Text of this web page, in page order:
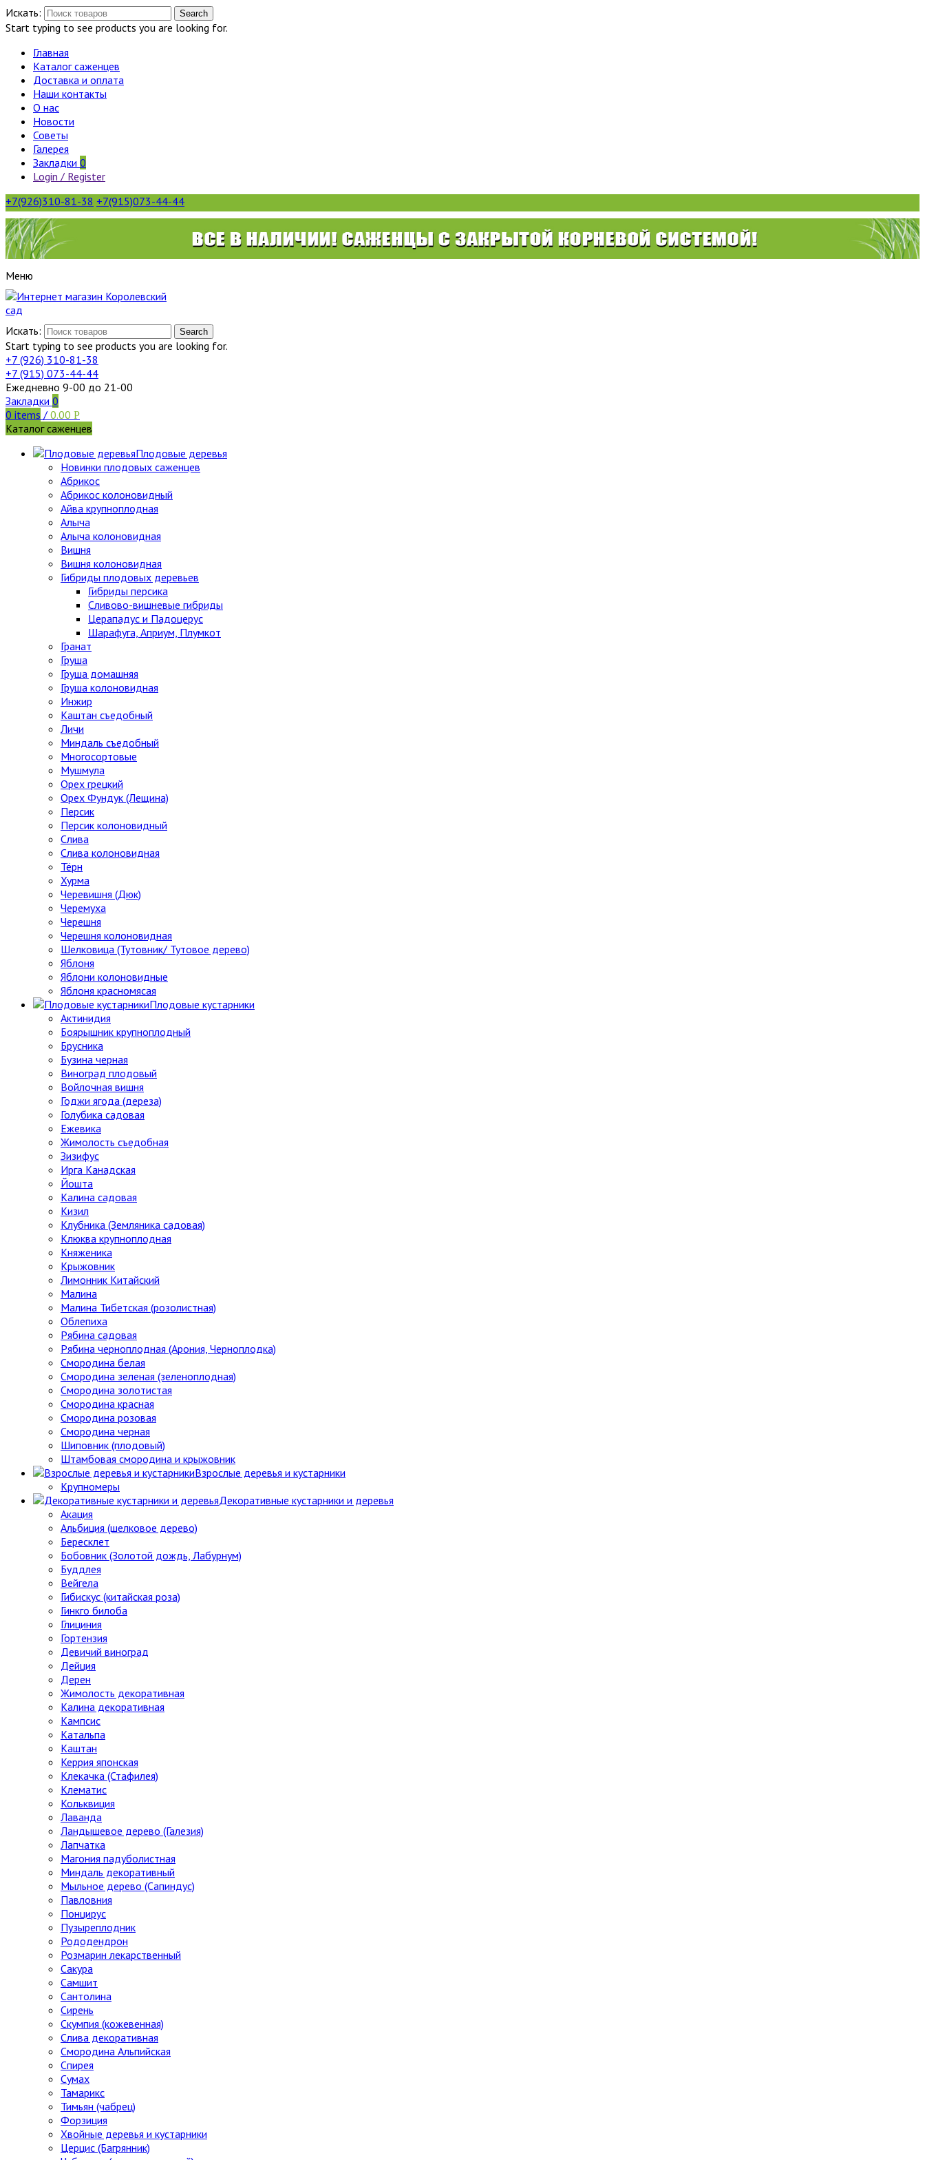
Искать: Search
Start typing to see products you are looking for.
Главная
Каталог саженцев
Доставка и оплата
Наши контакты
О нас
Новости
Советы
Галерея
Закладки 0
Login / Register
+7(926)310-81-38 +7(915)073-44-44
Меню
Искать: Search
Start typing to see products you are looking for.
+7 (926) 310-81-38
+7 (915) 073-44-44
Ежедневно 9-00 до 21-00
Закладки 0
0 items / 0.00 Р
Каталог саженцев
Плодовые деревья
Новинки плодовых саженцев
Абрикос
Абрикос колоновидный
Айва крупноплодная
Алыча
Алыча колоновидная
Вишня
Вишня колоновидная
Гибриды плодовых деревьев
Гибриды персика
Сливово-вишневые гибриды
Церападус и Падоцерус
Шарафуга, Априум, Плумкот
Гранат
Груша
Груша домашняя
Груша колоновидная
Инжир
Каштан съедобный
Личи
Миндаль съедобный
Многосортовые
Мушмула
Орех грецкий
Орех Фундук (Лещина)
Персик
Персик колоновидный
Слива
Слива колоновидная
Тёрн
Хурма
Черевишня (Дюк)
Черемуха
Черешня
Черешня колоновидная
Шелковица (Тутовник/ Тутовое дерево)
Яблоня
Яблони колоновидные
Яблоня красномясая
Плодовые кустарники
Актинидия
Боярышник крупноплодный
Брусника
Бузина черная
Виноград плодовый
Войлочная вишня
Годжи ягода (дереза)
Голубика садовая
Ежевика
Жимолость съедобная
Зизифус
Ирга Канадская
Йошта
Калина садовая
Кизил
Клубника (Земляника садовая)
Клюква крупноплодная
Княженика
Крыжовник
Лимонник Китайский
Малина
Малина Тибетская (розолистная)
Облепиха
Рябина садовая
Рябина черноплодная (Арония, Черноплодка)
Смородина белая
Смородина зеленая (зеленоплодная)
Смородина золотистая
Смородина красная
Смородина розовая
Смородина черная
Шиповник (плодовый)
Штамбовая смородина и крыжовник
Взрослые деревья и кустарники
Крупномеры
Декоративные кустарники и деревья
Акация
Альбиция (шелковое дерево)
Бересклет
Бобовник (Золотой дождь, Лабурнум)
Буддлея
Вейгела
Гибискус (китайская роза)
Гинкго билоба
Глициния
Гортензия
Девичий виноград
Дейция
Дерен
Жимолость декоративная
Калина декоративная
Кампсис
Катальпа
Каштан
Керрия японская
Клекачка (Стафилея)
Клематис
Кольквиция
Лаванда
Ландышевое дерево (Галезия)
Лапчатка
Магония падуболистная
Миндаль декоративный
Мыльное дерево (Сапиндус)
Павловния
Понцирус
Пузыреплодник
Рододендрон
Розмарин лекарственный
Сакура
Самшит
Сантолина
Сирень
Скумпия (кожевенная)
Слива декоративная
Смородина Альпийская
Спирея
Сумах
Тамарикс
Тимьян (чабрец)
Форзиция
Хвойные деревья и кустарники
Церцис (Багрянник)